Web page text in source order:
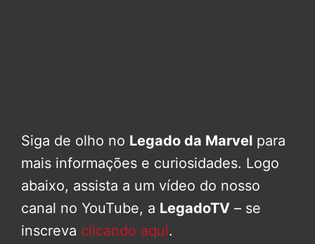
Siga de olho no Legado da Marvel para
mais informações e curiosidades. Logo
abaixo, assista a um vídeo do nosso
canal no YouTube, a LegadoTV – se
inscreva clicando aqui.